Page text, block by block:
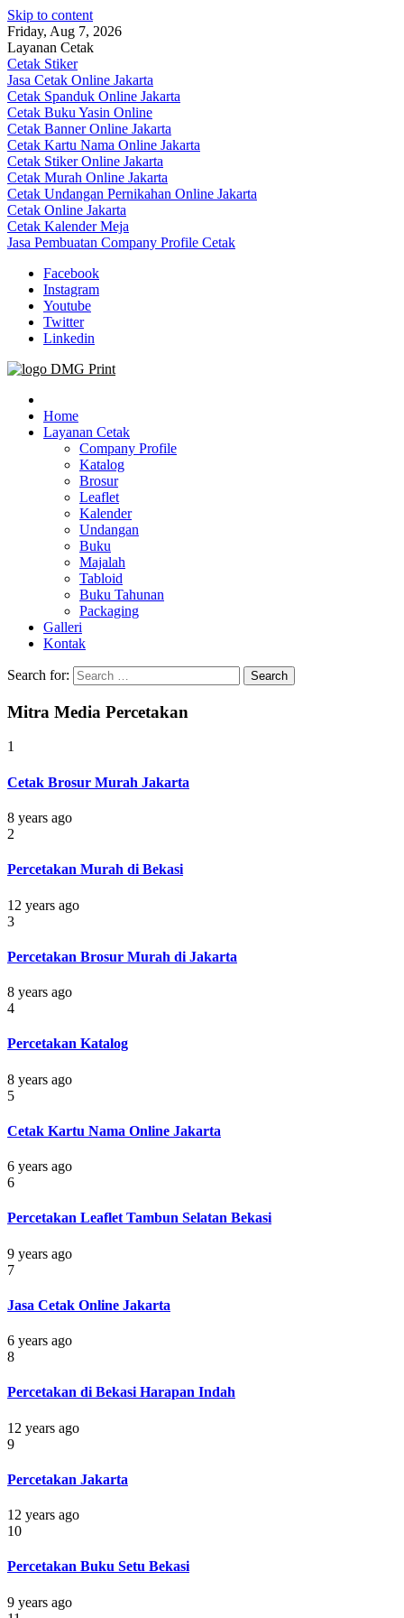
Skip to content
Friday, Aug 7, 2026
Layanan Cetak
Cetak Stiker
Jasa Cetak Online Jakarta
Cetak Spanduk Online Jakarta
Cetak Buku Yasin Online
Cetak Banner Online Jakarta
Cetak Kartu Nama Online Jakarta
Cetak Stiker Online Jakarta
Cetak Murah Online Jakarta
Cetak Undangan Pernikahan Online Jakarta
Cetak Online Jakarta
Cetak Kalender Meja
Jasa Pembuatan Company Profile Cetak
Facebook
Instagram
Youtube
Twitter
Linkedin
Jasa Cetak Online DMG Printing
Home
Layanan Cetak
Company Profile
Katalog
Brosur
Leaflet
Kalender
Undangan
Buku
Majalah
Tabloid
Buku Tahunan
Packaging
Galleri
Kontak
Search for:
Mitra Media Percetakan
1
Cetak Brosur Murah Jakarta
8 years ago
2
Percetakan Murah di Bekasi
12 years ago
3
Percetakan Brosur Murah di Jakarta
8 years ago
4
Percetakan Katalog
8 years ago
5
Cetak Kartu Nama Online Jakarta
6 years ago
6
Percetakan Leaflet Tambun Selatan Bekasi
9 years ago
7
Jasa Cetak Online Jakarta
6 years ago
8
Percetakan di Bekasi Harapan Indah
12 years ago
9
Percetakan Jakarta
12 years ago
10
Percetakan Buku Setu Bekasi
9 years ago